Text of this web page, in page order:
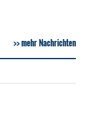
mehr Nachrichten